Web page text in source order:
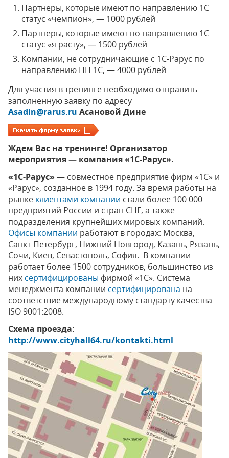
Партнеры, которые имеют по направлению 1С
статус «чемпион», — 1000 рублей
Партнеры, которые имеют по направлению 1С
статус «я расту», — 1500 рублей
Компании, не сотрудничающие с 1С-Рарус по
направлению ПП 1С, — 4000 рублей
Для участия в тренинге необходимо отправить
заполненную заявку по адресу
Asadin@rarus.ru Асановой Дине
Ждем Вас на тренинге! Организатор
мероприятия — компания «1С-Рарус».
«1С-Рарус» — совместное предприятие фирм «1С» и
«Рарус», созданное в 1994 году. За время работы на
рынке клиентами компании стали более 100 000
предприятий России и стран СНГ, а также
подразделения крупнейших мировых компаний.
Офисы компании работают в городах: Москва,
Санкт-Петербург, Нижний Новгород, Казань, Рязань,
Сочи, Киев, Севастополь, София. В компании
работает более 1500 сотрудников, большинство из
них сертифицированы фирмой «1С». Система
менеджмента компании сертифицирована на
соответствие международному стандарту качества
ISO 9001:2008.
Схема проезда:
http://www.cityhall64.ru/kontakti.html